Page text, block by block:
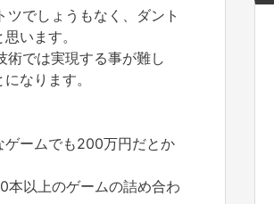
でしょうもなく、ダント
います。
では実現する事が難し
なります。
ームでも200万円だとか
以上のゲームの詰め合わ